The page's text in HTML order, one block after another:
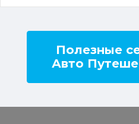
Полезные
Авто